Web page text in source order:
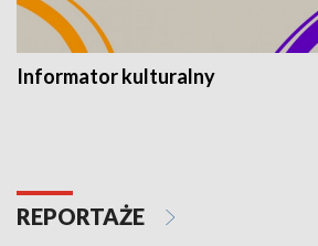
Informator kulturalny
REPORTAŻE